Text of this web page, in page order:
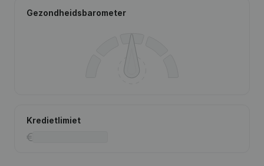
Gezondheidsbarometer
Kredietlimiet